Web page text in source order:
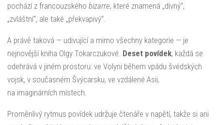
pochází z francouzského bizarre, které znamená „divný“,
„zvláštní“, ale také „překvapivý“.
A právě taková — udivující a mimo všechny kategorie — je
nejnovější kniha Olgy Tokarczukové. Deset povídek, každá se
odehrává v jiném prostoru: ve Volyni během vpádu švédských
vojsk, v současném Švýcarsku, ve vzdálené Asii,
na imaginárních místech.
Proměnlivý rytmus povídek udržuje čtenáře v napětí, takže si ani